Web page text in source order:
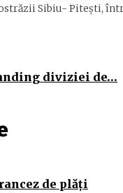
Sibiu- Piteşti,
diviziei de…
de plăţi